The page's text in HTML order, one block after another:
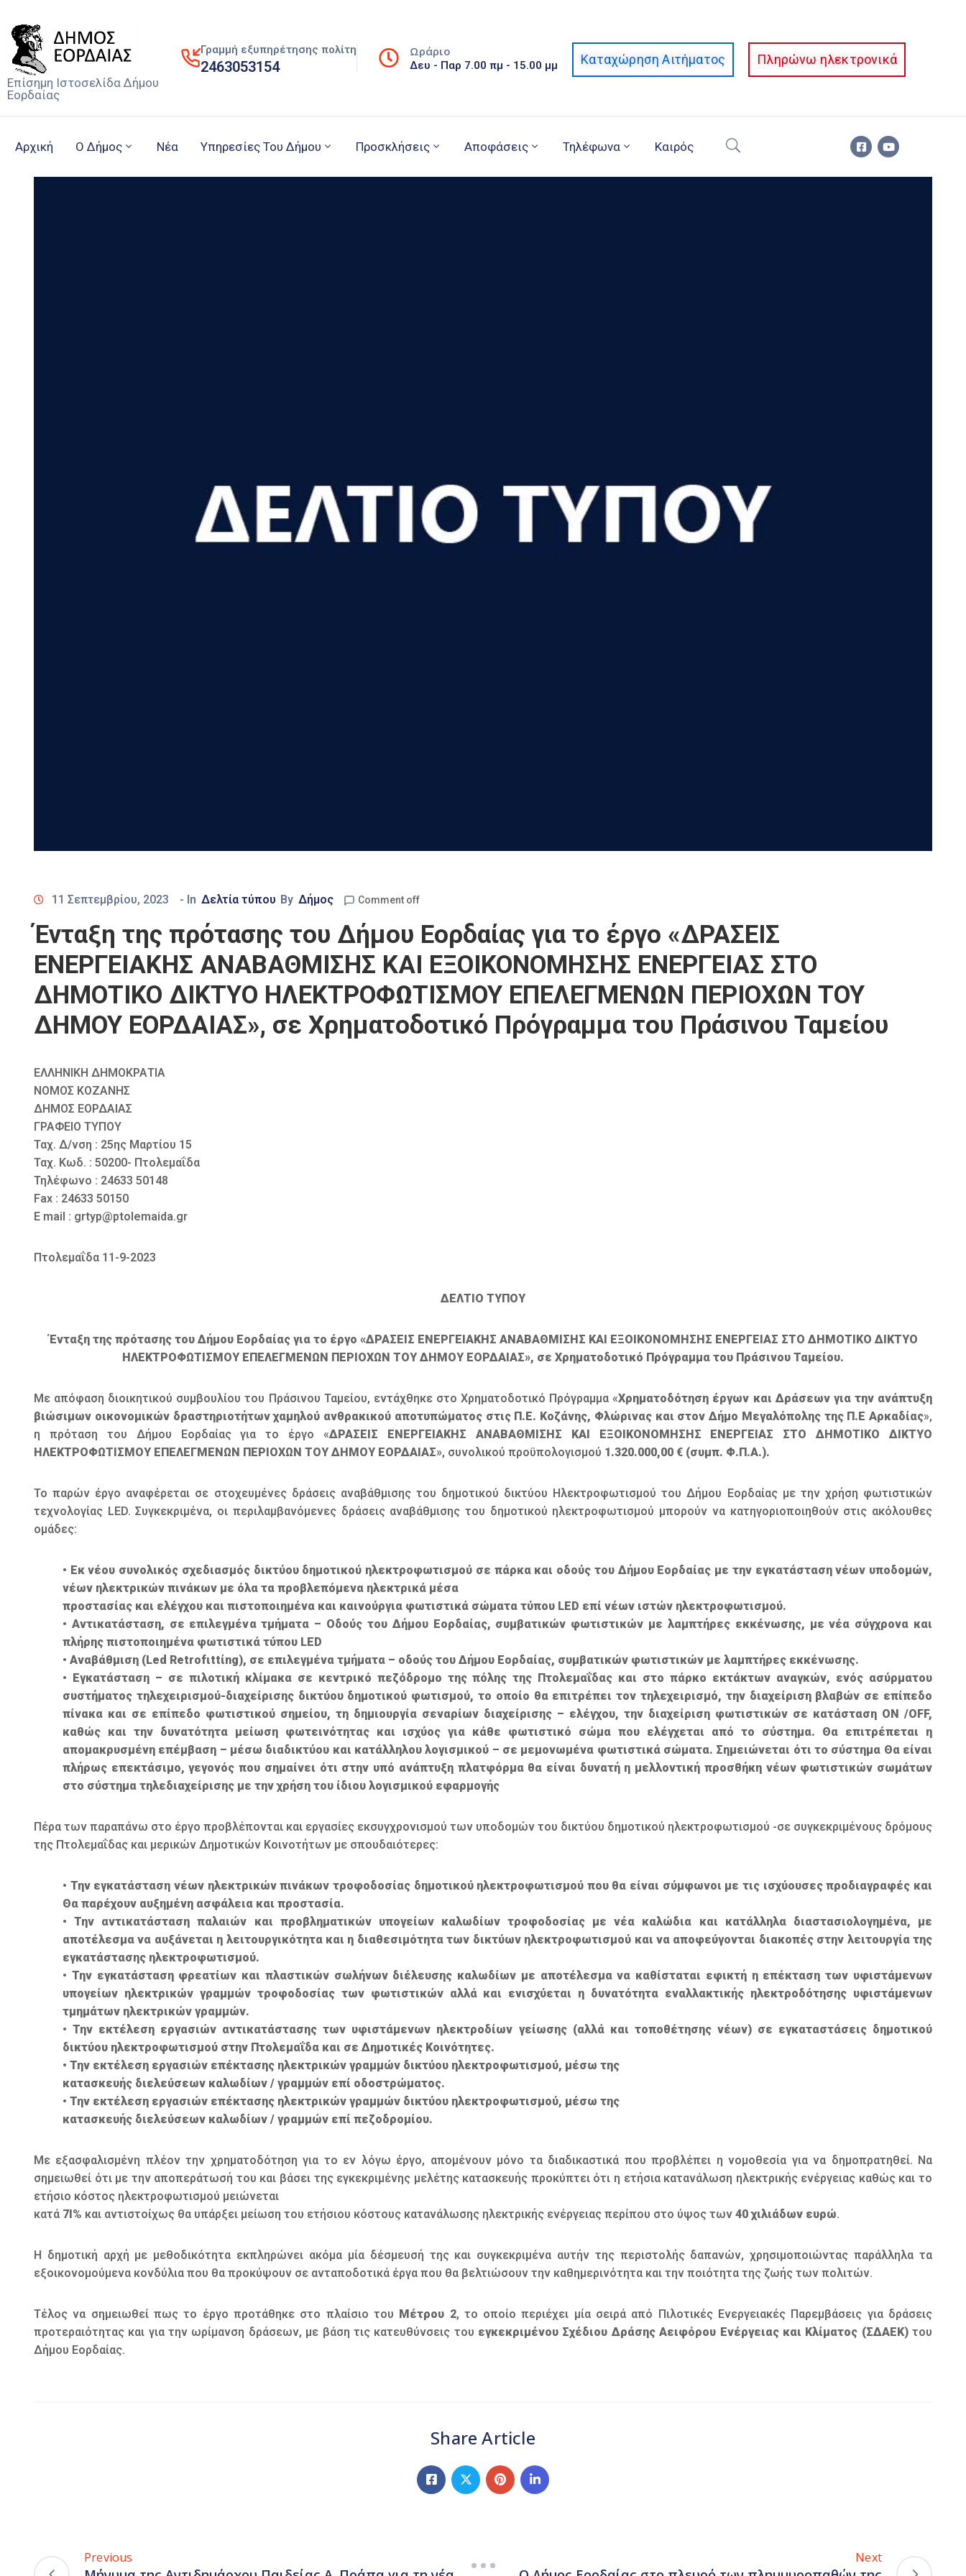
Επίσημη Ιστοσελίδα Δήμου
Εορδαίας
Γραμμή εξυπηρέτησης πολίτη
2463053154
Ωράριο
Δευ - Παρ 7.00 πμ - 15.00 μμ Καταχώρηση Αιτήματος Πληρώνω ηλεκτρονικά
Αρχική Ο Δήμος Νέα Υπηρεσίες Του Δήμου Προσκλήσεις Αποφάσεις Τηλέφωνα Καιρός
11 Σεπτεμβρίου, 2023 - In Δελτία τύπου By Δήμος Comment off
Ένταξη της πρότασης του Δήμου Εορδαίας για το έργο «ΔΡΑΣΕΙΣ
ΕΝΕΡΓΕΙΑΚΗΣ ΑΝΑΒΑΘΜΙΣΗΣ ΚΑΙ ΕΞΟΙΚΟΝΟΜΗΣΗΣ ΕΝΕΡΓΕΙΑΣ ΣΤΟ
ΔΗΜΟΤΙΚΟ ΔΙΚΤΥΟ ΗΛΕΚΤΡΟΦΩΤΙΣΜΟΥ ΕΠΕΛΕΓΜΕΝΩΝ ΠΕΡΙΟΧΩΝ ΤΟΥ
ΔΗΜΟΥ ΕΟΡΔΑΙΑΣ», σε Χρηματοδοτικό Πρόγραμμα του Πράσινου Ταμείου
ΕΛΛΗΝΙΚΗ ΔΗΜΟΚΡΑΤΙΑ
ΝΟΜΟΣ ΚΟΖΑΝΗΣ
ΔΗΜΟΣ ΕΟΡΔΑΙΑΣ
ΓΡΑΦΕΙΟ ΤΥΠΟΥ
Ταχ. Δ/νση : 25ης Μαρτίου 15
Ταχ. Κωδ. : 50200- Πτολεμαΐδα
Τηλέφωνο : 24633 50148
Fax : 24633 50150
E mail : grtyp@ptolemaida.gr
Πτολεμαΐδα 11-9-2023
ΔΕΛΤΙΟ ΤΥΠΟΥ
Ένταξη της πρότασης του Δήμου Εορδαίας για το έργο «ΔΡΑΣΕΙΣ ΕΝΕΡΓΕΙΑΚΗΣ ΑΝΑΒΑΘΜΙΣΗΣ ΚΑΙ ΕΞΟΙΚΟΝΟΜΗΣΗΣ ΕΝΕΡΓΕΙΑΣ ΣΤΟ ΔΗΜΟΤΙΚΟ ΔΙΚΤΥΟ
ΗΛΕΚΤΡΟΦΩΤΙΣΜΟΥ ΕΠΕΛΕΓΜΕΝΩΝ ΠΕΡΙΟΧΩΝ ΤΟΥ ΔΗΜΟΥ ΕΟΡΔΑΙΑΣ», σε Χρηματοδοτικό Πρόγραμμα του Πράσινου Ταμείου.
Με απόφαση διοικητικού συμβουλίου του Πράσινου Ταμείου, εντάχθηκε στο Χρηματοδοτικό Πρόγραμμα «Χρηματοδότηση έργων και Δράσεων για την ανάπτυξη
βιώσιμων οικονομικών δραστηριοτήτων χαμηλού ανθρακικού αποτυπώματος στις Π.Ε. Κοζάνης, Φλώρινας και στον Δήμο Μεγαλόπολης της Π.Ε Αρκαδίας»,
η πρόταση του Δήμου Εορδαίας για το έργο «ΔΡΑΣΕΙΣ ΕΝΕΡΓΕΙΑΚΗΣ ΑΝΑΒΑΘΜΙΣΗΣ ΚΑΙ ΕΞΟΙΚΟΝΟΜΗΣΗΣ ΕΝΕΡΓΕΙΑΣ ΣΤΟ ΔΗΜΟΤΙΚΟ ΔΙΚΤΥΟ
ΗΛΕΚΤΡΟΦΩΤΙΣΜΟΥ ΕΠΕΛΕΓΜΕΝΩΝ ΠΕΡΙΟΧΩΝ ΤΟΥ ΔΗΜΟΥ ΕΟΡΔΑΙΑΣ», συνολικού προϋπολογισμού 1.320.000,00 € (συμπ. Φ.Π.Α.).
Το παρών έργο αναφέρεται σε στοχευμένες δράσεις αναβάθμισης του δημοτικού δικτύου Ηλεκτροφωτισμού του Δήμου Εορδαίας με την χρήση φωτιστικών
τεχνολογίας LΕD. Συγκεκριμένα, οι περιλαμβανόμενες δράσεις αναβάθμισης του δημοτικού ηλεκτροφωτισμού μπορούν να κατηγοριοποιηθούν στις ακόλουθες
ομάδες:
• Εκ νέου συνολικός σχεδιασμός δικτύου δημοτικού ηλεκτροφωτισμού σε πάρκα και οδούς του Δήμου Εορδαίας με την εγκατάσταση νέων υποδομών,
νέων ηλεκτρικών πινάκων με όλα τα προβλεπόμενα ηλεκτρικά μέσα
προστασίας και ελέγχου και πιστοποιημένα και καινούργια φωτιστικά σώματα τύπου LΕD επί νέων ιστών ηλεκτροφωτισμού.
• Αντικατάσταση, σε επιλεγμένα τμήματα – Οδούς του Δήμου Εορδαίας, συμβατικών φωτιστικών με λαμπτήρες εκκένωσης, με νέα σύγχρονα και
πλήρης πιστοποιημένα φωτιστικά τύπου LΕD
• Αναβάθμιση (Led Retrοfιttίng), σε επιλεγμένα τμήματα – οδούς του Δήμου Εορδαίας, συμβατικών φωτιστικών με λαμπτήρες εκκένωσης.
• Εγκατάσταση – σε πιλοτική κλίμακα σε κεντρικό πεζόδρομο της πόλης της Πτολεμαΐδας και στο πάρκο εκτάκτων αναγκών, ενός ασύρματου
συστήματος τηλεχειρισμού-διαχείρισης δικτύου δημοτικού φωτισμού, το οποίο θα επιτρέπει τον τηλεχειρισμό, την διαχείριση βλαβών σε επίπεδο
πίνακα και σε επίπεδο φωτιστικού σημείου, τη δημιουργία σεναρίων διαχείρισης – ελέγχου, την διαχείριση φωτιστικών σε κατάσταση ΟΝ /ΟFF,
καθώς και την δυνατότητα μείωση φωτεινότητας και ισχύος για κάθε φωτιστικό σώμα που ελέγχεται από το σύστημα. Θα επιτρέπεται η
απομακρυσμένη επέμβαση – μέσω διαδικτύου και κατάλληλου λογισμικού – σε μεμονωμένα φωτιστικά σώματα. Σημειώνεται ότι το σύστημα Θα είναι
πλήρως επεκτάσιμο, γεγονός που σημαίνει ότι στην υπό ανάπτυξη πλατφόρμα θα είναι δυνατή η μελλοντική προσθήκη νέων φωτιστικών σωμάτων
στο σύστημα τηλεδιαχείρισης με την χρήση του ίδιου λογισμικού εφαρμογής
Πέρα των παραπάνω στο έργο προβλέπονται και εργασίες εκσυγχρονισμού των υποδομών του δικτύου δημοτικού ηλεκτροφωτισμού -σε συγκεκριμένους δρόμους
της Πτολεμαΐδας και μερικών Δημοτικών Κοινοτήτων με σπουδαιότερες:
• Την εγκατάσταση νέων ηλεκτρικών πινάκων τροφοδοσίας δημοτικού ηλεκτροφωτισμού που θα είναι σύμφωνοι με τις ισχύουσες προδιαγραφές και
Θα παρέχουν αυξημένη ασφάλεια και προστασία.
• Την αντικατάσταση παλαιών και προβληματικών υπογείων καλωδίων τροφοδοσίας με νέα καλώδια και κατάλληλα διαστασιολογημένα, με
αποτέλεσμα να αυξάνεται η λειτουργικότητα και η διαθεσιμότητα των δικτύων ηλεκτροφωτισμού και να αποφεύγονται διακοπές στην λειτουργία της
εγκατάστασης ηλεκτροφωτισμού.
• Την εγκατάσταση φρεατίων και πλαστικών σωλήνων διέλευσης καλωδίων με αποτέλεσμα να καθίσταται εφικτή η επέκταση των υφιστάμενων
υπογείων ηλεκτρικών γραμμών τροφοδοσίας των φωτιστικών αλλά και ενισχύεται η δυνατότητα εναλλακτικής ηλεκτροδότησης υφιστάμενων
τμημάτων ηλεκτρικών γραμμών.
• Την εκτέλεση εργασιών αντικατάστασης των υφιστάμενων ηλεκτροδίων γείωσης (αλλά και τοποθέτησης νέων) σε εγκαταστάσεις δημοτικού
δικτύου ηλεκτροφωτισμού στην Πτολεμαΐδα και σε Δημοτικές Κοινότητες.
• Την εκτέλεση εργασιών επέκτασης ηλεκτρικών γραμμών δικτύου ηλεκτροφωτισμού, μέσω της
κατασκευής διελεύσεων καλωδίων / γραμμών επί οδοστρώματος.
• Την εκτέλεση εργασιών επέκτασης ηλεκτρικών γραμμών δικτύου ηλεκτροφωτισμού, μέσω της
κατασκευής διελεύσεων καλωδίων / γραμμών επί πεζοδρομίου.
Με εξασφαλισμένη πλέον την χρηματοδότηση για το εν λόγω έργο, απομένουν μόνο τα διαδικαστικά που προβλέπει η νομοθεσία για να δημοπρατηθεί. Να
σημειωθεί ότι με την αποπεράτωσή του και βάσει της εγκεκριμένης μελέτης κατασκευής προκύπτει ότι η ετήσια κατανάλωση ηλεκτρικής ενέργειας καθώς και το
ετήσιο κόστος ηλεκτροφωτισμού μειώνεται
κατά 7Ι% και αντιστοίχως θα υπάρξει μείωση του ετήσιου κόστους κατανάλωσης ηλεκτρικής ενέργειας περίπου στο ύψος των 40 χιλιάδων ευρώ.
Η δημοτική αρχή με μεθοδικότητα εκπληρώνει ακόμα μία δέσμευσή της και συγκεκριμένα αυτήν της περιστολής δαπανών, χρησιμοποιώντας παράλληλα τα
εξοικονομούμενα κονδύλια που θα προκύψουν σε ανταποδοτικά έργα που θα βελτιώσουν την καθημερινότητα και την ποιότητα της ζωής των πολιτών.
Τέλος να σημειωθεί πως το έργο προτάθηκε στο πλαίσιο του Μέτρου 2, το οποίο περιέχει μία σειρά από Πιλοτικές Ενεργειακές Παρεμβάσεις για δράσεις
προτεραιότητας και για την ωρίμανση δράσεων, με βάση τις κατευθύνσεις του εγκεκριμένου Σχέδιου Δράσης Αειφόρου Ενέργειας και Κλίματος (ΣΔΑΕΚ)του
Δήμου Εορδαίας.
Share Article
Previous Next